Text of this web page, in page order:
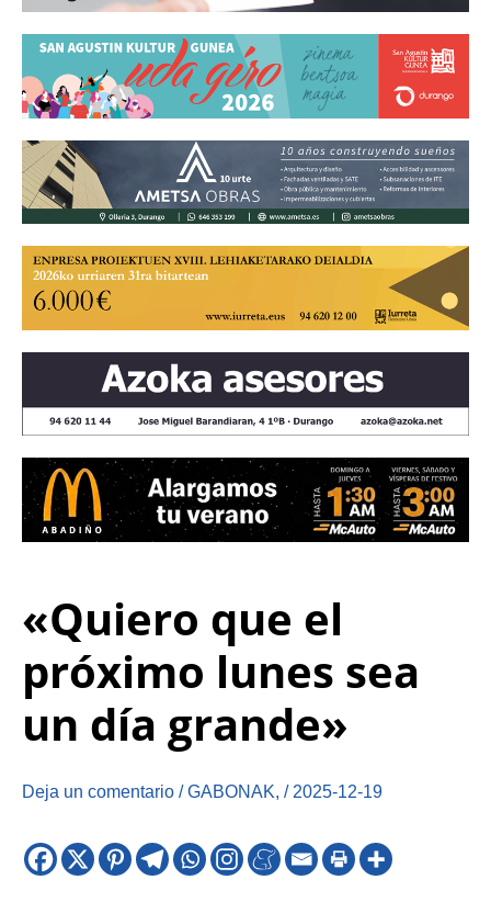
«Quiero que el
próximo lunes sea
un día grande»
Deja un comentario /GABONAK, / 2025-12-19